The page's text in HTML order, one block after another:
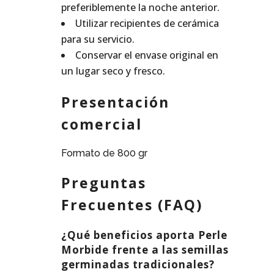
preferiblemente la noche anterior.
Utilizar recipientes de cerámica
para su servicio.
Conservar el envase original en
un lugar seco y fresco.
Presentación
comercial
Formato de 800 gr
Preguntas
Frecuentes (FAQ)
¿Qué beneficios aporta Perle
Morbide frente a las semillas
germinadas tradicionales?